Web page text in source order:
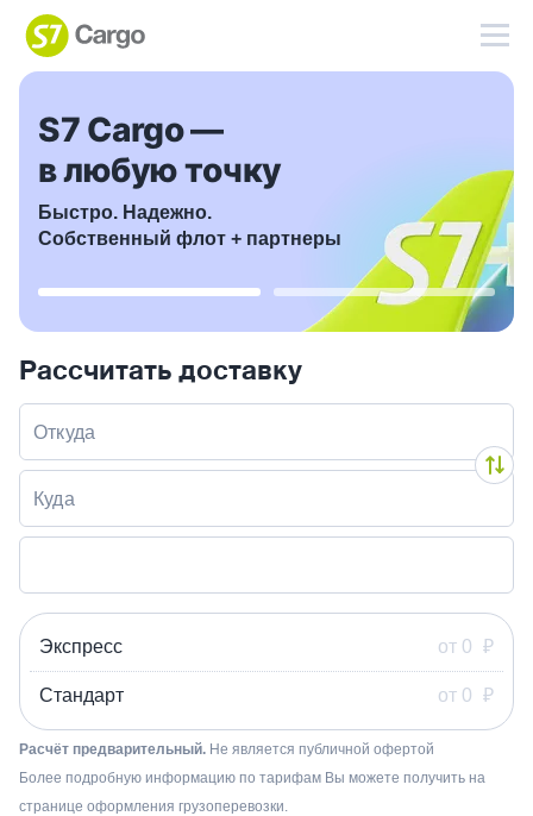
Slide 1 of 2
S7 Cargo —
в любую точку
Быстро. Надежно.
Собственный флот + партнеры
Рассчитать доставку
Откуда
Куда
Экспресс от 0 ₽
Стандарт от 0 ₽
Расчёт предварительный. Не является публичной офертой
Более подробную информацию по тарифам Вы можете получить на
странице оформления грузоперевозки.